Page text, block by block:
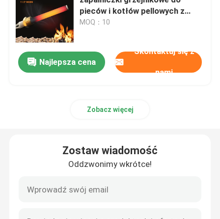
Wypalniki ceramiczne
Wypalniki azotanu krzemu
Płyta ozonowa
pieców i kotłów pellowych z
nićmi 3/8"
MOQ：10
Najlepsza cena
Skontaktuj się z
nami
Zobacz więcej
Zostaw wiadomość
Oddzwonimy wkrótce!